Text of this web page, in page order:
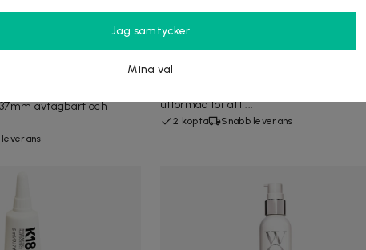
Pro Hair Clipper
– Professionell
avtagbart och
leverans
179 kr
2st Hårborste Kam Tangle Teezer
Upptäck fördelarna med Tangle Teezer
utformad för att ...
2 köpta Snabb leverans
Jag samtycker
Mina val